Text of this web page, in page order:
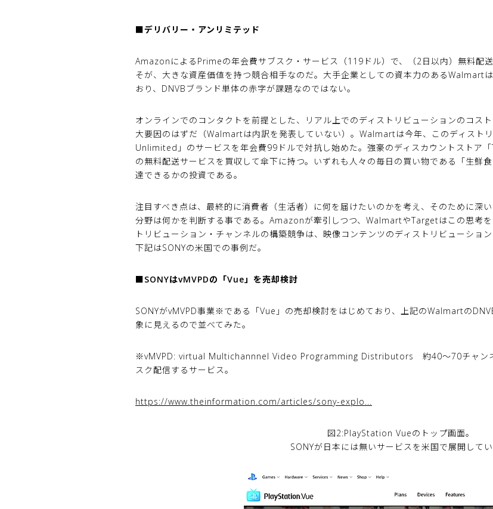
■デリバリー・アンリミテッド
AmazonによるPrimeの年会費サブスク・サービス（119ドル）で、（2日以内）無料配
そが、大きな資産価値を持つ競合相手なのだ。大手企業としての資本力のあるWalmart
おり、DNVBブランド単体の赤字が課題なのではない。
オンラインでのコンタクトを前提とした、リアル上でのディストリビューションのコス
大要因のはずだ（Walmartは内訳を発表していない）。Walmartは今年、このディスト
Unlimited」のサービスを年会費99ドルで対抗し始めた。強豪のディスカウントストア
の無料配送サービスを買収して傘下に持つ。いずれも人々の毎日の買い物である「生鮮
達できるかの投資である。
注目すべき点は、最終的に消費者（生活者）に何を届けたいのかを考え、そのために深
分野は何かを判断する事である。Amazonが牽引しつつ、WalmartやTargetはこの思考
トリビューション・チャンネルの構築競争は、映像コンテンツのディストリビューショ
下記はSONYの米国での事例だ。
■SONYはvMVPDの「Vue」を売却検討
SONYがvMVPD事業※である「Vue」の売却検討をはじめており、上記のWalmartの
象に見えるので並べてみた。
※vMVPD: virtual Multichannnel Video Programming Distributors 約40〜70チャンネ
スク配信するサービス。
https://www.theinformation.com/articles/sony-explo...
図2:PlayStation Vueのトップ画面。
SONYが日本には無いサービスを米国で展開してい